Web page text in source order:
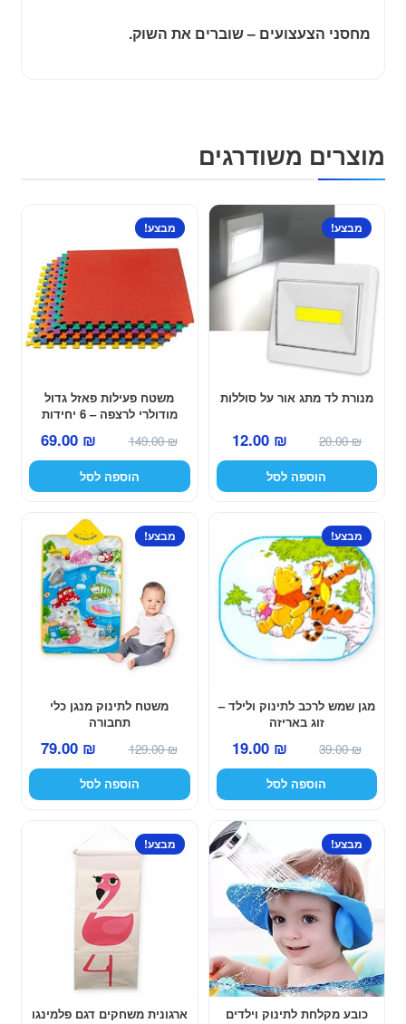
מחסני הצעצועים – שוברים את השוק.
מוצרים משודרגים
מנורת לד מתג אור על סוללות
מבצע!
20.00₪
המחיר
המקורי
היה:
12.00 ₪
הנוכחי
הוא:
הוספה לסל
משטח פעילות פאזל גדול
מודולרי לרצפה – 6 יחידות
מבצע!
149.00₪
המחיר
המקורי
היה:
69.00 ₪
המחיר
הנוכחי
הוא:
הוספה לסל
מגן שמש לרכב לתינוק ולילד –
זוג באריזה
מבצע!
39.00₪
המחיר
המקורי
היה:
19.00 ₪
הנוכחי
הוא:
הוספה לסל
משטח לתינוק מנגן כלי
תחבורה
מבצע!
129.00₪
המחיר
המקורי
היה:
79.00 ₪
המחיר
הנוכחי
הוא:
הוספה לסל
כובע מקלחת לתינוק וילדים
מבצע!
למוצר
מספר
סוגים.
ניתן
לבחור
את
האפשרויות
ארגונית משחקים דגם פלמינגו
מבצע!